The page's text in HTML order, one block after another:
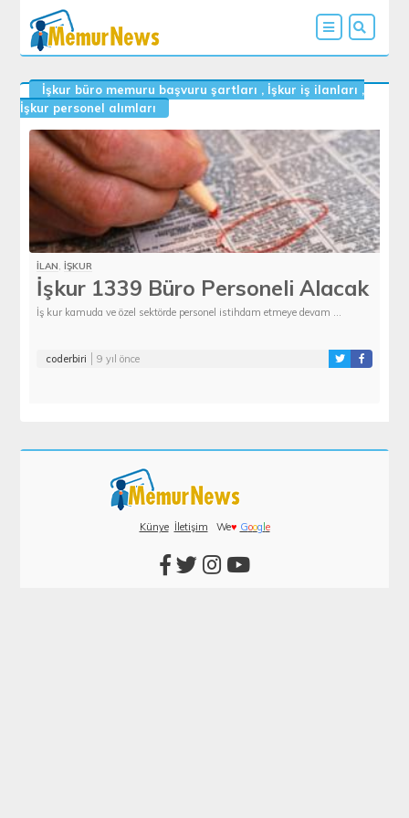
İşkur büro memuru başvuru şartları , İşkur iş ilanları ,
İşkur personel alımları
İLAN,İŞKUR
İşkur 1339 Büro Personeli Alacak
İş kur kamuda ve özel sektörde personel istihdam etmeye devam ...
coderbiri 9 yıl önce
Künye İletişim We♥ Goog e